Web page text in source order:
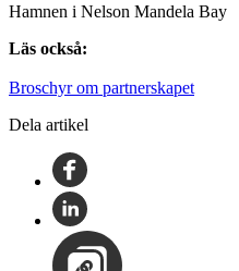
Hamnen i Nelson Mandela Bay
Läs också:
Broschyr om partnerskapet
Dela artikel